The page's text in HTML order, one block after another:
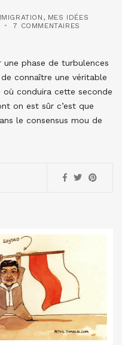
, MES IDÉES
7 COMMENTAIRES
phase de turbulences
connaître une véritable
où conduira cette seconde
on est sûr c’est que
le consensus mou de